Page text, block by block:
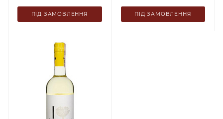
ПІД ЗАМОВЛЕННЯ ПІД ЗАМОВЛЕННЯ